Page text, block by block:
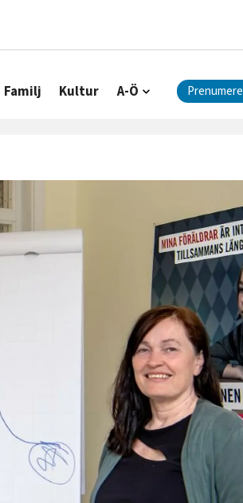
Familj Kultur A-Ö